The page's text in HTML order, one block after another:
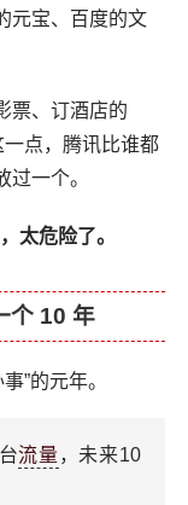
元宝、百度的文
票、订酒店的
一点，腾讯比谁都
一个。
太危险了。
个 10 年
”的元年。
流量 ，未来10